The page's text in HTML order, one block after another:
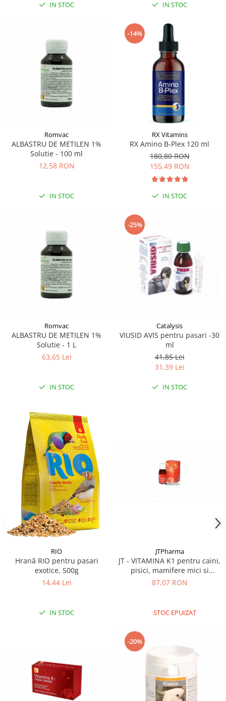
IN STOC IN STOC
Romvac
ALBASTRU DE METILEN 1%
Solutie - 100 ml
12,58 RON
IN STOC
-14%
RX Vitamins
RX Amino B-Plex 120 ml
180,80 RON
155,49 RON
IN STOC
Romvac
ALBASTRU DE METILEN 1%
Solutie - 1 L
63,65 Lei
IN STOC
-25%
Catalysis
VIUSID AVIS pentru pasari -30
ml
41,85 Lei
31,39 Lei
IN STOC
RIO
Hrană RIO pentru pasari
exotice, 500g
14,44 Lei
IN STOC
JTPharma
JT - VITAMINA K1 pentru caini,
pisici, mamifere mici si
pasari, 55 ml-delistat
87,07 RON
STOC EPUIZAT
-20%